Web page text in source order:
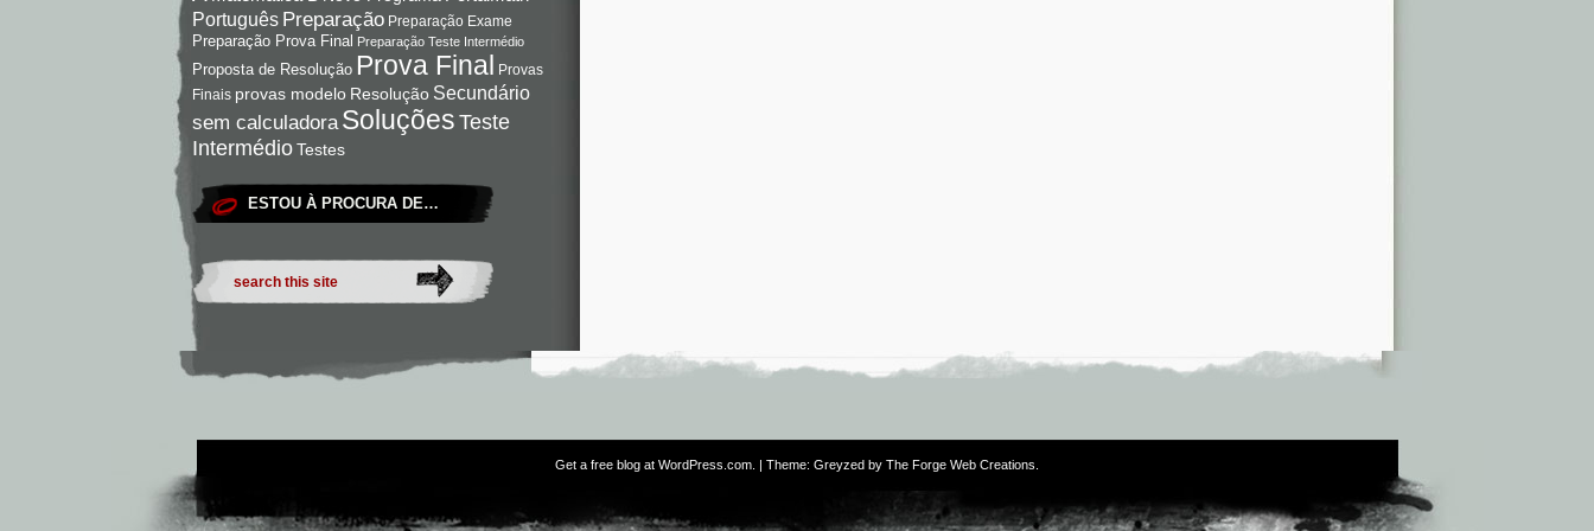
Português Preparação Preparação Exame
Preparação Prova Final Preparação Teste Intermédio
Proposta de Resolução Prova Final Provas
Finais provas modelo Resolução Secundário
sem calculadora Soluções Teste
IntermédioTestes
ESTOU À PROCURA DE…
Get a free blog at WordPress.com . | Theme: Greyzed by The Forge Web Creations